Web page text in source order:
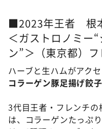
■2023年王者 根
＜ガストロノミー
ン”＞（東京都）
ハーブと生ハムがアクセ
コラーゲン豚足揚げ餃
3代目王者・フレンチ
は、コラーゲンたっぷ